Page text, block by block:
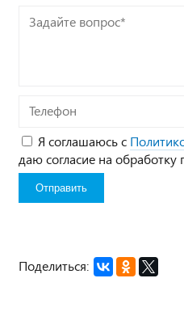
Задайте
вопрос*
Телефон
Я соглашаюсь с
даю согласие на
Поделиться: